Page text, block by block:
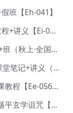
班【Eh-041】
2025羊羊高三地理高考复习视频教程+讲义【Ei-051】
希望学2025初三语文培训班秋上A+班（秋上·全国版·A+）【Da-031】
2024柳宁初二语文a+视频教程+课堂笔记+讲义（暑假班+秋季班）【Da-003】
2026年周芳煜高一生物上学期网课教程【Ee-056】
2025年叁月聚粮语文百日冲刺｜荡平玄学诅咒【Ea-001】